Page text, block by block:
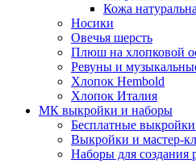
Кожа
Носики
Овечья шерсть
Плюш на хлопковой
Ревуны и
Хлопок Hembold
Хлопок Италия
МК выкройки и наборы
Бесплатные
Выкройки и мастер-
Наборы для создания